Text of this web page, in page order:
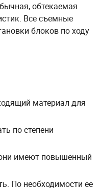
обтекаемая
Все съемные
блоков по ходу
материал для
по степени
они имеют повышенный
По необходимости ее